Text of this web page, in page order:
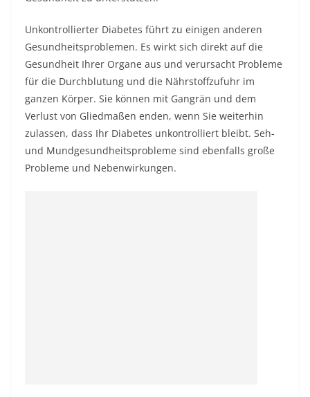
Unkontrollierter Diabetes führt zu einigen anderen
Gesundheitsproblemen. Es wirkt sich direkt auf die
Gesundheit Ihrer Organe aus und verursacht Probleme
für die Durchblutung und die Nährstoffzufuhr im
ganzen Körper. Sie können mit Gangrän und dem
Verlust von Gliedmaßen enden, wenn Sie weiterhin
zulassen, dass Ihr Diabetes unkontrolliert bleibt. Seh-
und Mundgesundheitsprobleme sind ebenfalls große
Probleme und Nebenwirkungen.